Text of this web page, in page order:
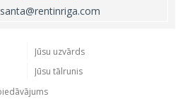
santa@rentinriga.com